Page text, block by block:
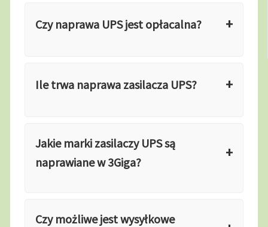
Czy naprawa UPS jest opłacalna?
Ile trwa naprawa zasilacza UPS?
Jakie marki zasilaczy UPS są
naprawiane w 3Giga?
Czy możliwe jest wysyłkowe